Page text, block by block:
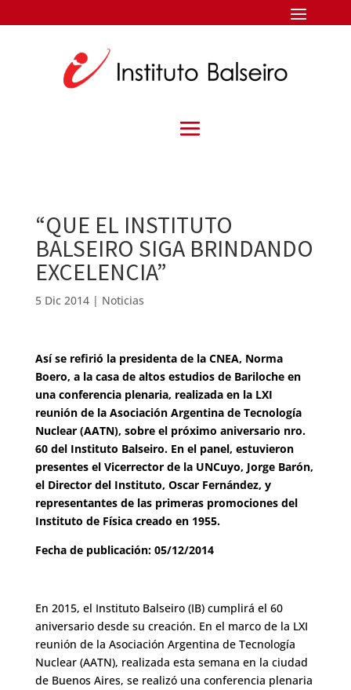
“QUE EL INSTITUTO
BALSEIRO SIGA BRINDANDO
EXCELENCIA”
5 Dic 2014| Noticias
Así se refirió la presidenta de la CNEA, Norma
Boero, a la casa de altos estudios de Bariloche en
una conferencia plenaria, realizada en la LXI
reunión de la Asociación Argentina de Tecnología
Nuclear (AATN), sobre el próximo aniversario nro.
60 del Instituto Balseiro. En el panel, estuvieron
presentes el Vicerrector de la UNCuyo, Jorge Barón,
el Director del Instituto, Oscar Fernández, y
representantes de las primeras promociones del
Instituto de Física creado en 1955.
Fecha de publicación: 05/12/2014
En 2015, el Instituto Balseiro (IB) cumplirá el 60
aniversario desde su creación. En el marco de la LXI
reunión de la Asociación Argentina de Tecnología
Nuclear (AATN), realizada esta semana en la ciudad
de Buenos Aires, se realizó una conferencia plenaria